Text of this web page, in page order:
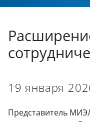
19 января
Представитель